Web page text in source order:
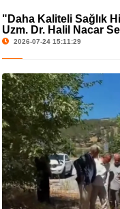
"Daha Kaliteli Sağlık
Uzm. Dr. Halil Nacar
2026-07-24 15:11:29